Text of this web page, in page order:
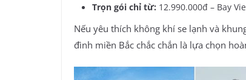
Trọn gói chỉ từ: 12.990.000đ – Bay
Nếu yêu thích không khí se lạnh và
đình miền Bắc chắc chắn là lựa chọn